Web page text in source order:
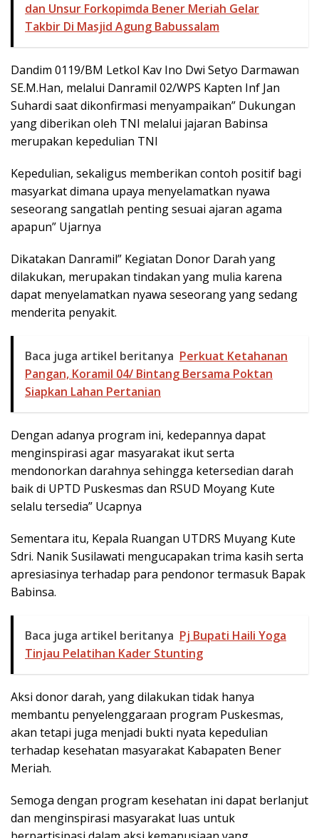
dan Unsur Forkopimda Bener Meriah Gelar
Takbir Di Masjid Agung Babussalam
Dandim 0119/BM Letkol Kav Ino Dwi Setyo Darmawan
SE.M.Han, melalui Danramil 02/WPS Kapten Inf Jan
Suhardi saat dikonfirmasi menyampaikan” Dukungan
yang diberikan oleh TNI melalui jajaran Babinsa
merupakan kepedulian TNI
Kepedulian, sekaligus memberikan contoh positif bagi
masyarkat dimana upaya menyelamatkan nyawa
seseorang sangatlah penting sesuai ajaran agama
apapun” Ujarnya
Dikatakan Danramil” Kegiatan Donor Darah yang
dilakukan, merupakan tindakan yang mulia karena
dapat menyelamatkan nyawa seseorang yang sedang
menderita penyakit.
Baca juga artikel beritanya Perkuat Ketahanan
Pangan, Koramil 04/ Bintang Bersama Poktan
Siapkan Lahan Pertanian
Dengan adanya program ini, kedepannya dapat
menginspirasi agar masyarakat ikut serta
mendonorkan darahnya sehingga ketersedian darah
baik di UPTD Puskesmas dan RSUD Moyang Kute
selalu tersedia” Ucapnya
Sementara itu, Kepala Ruangan UTDRS Muyang Kute
Sdri. Nanik Susilawati mengucapakan trima kasih serta
apresiasinya terhadap para pendonor termasuk Bapak
Babinsa.
Baca juga artikel beritanya Pj Bupati Haili Yoga
Tinjau Pelatihan Kader Stunting
Aksi donor darah, yang dilakukan tidak hanya
membantu penyelenggaraan program Puskesmas,
akan tetapi juga menjadi bukti nyata kepedulian
terhadap kesehatan masyarakat Kabapaten Bener
Meriah.
Semoga dengan program kesehatan ini dapat berlanjut
dan menginspirasi masyarakat luas untuk